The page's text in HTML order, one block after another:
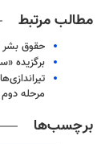
مطالب مرتبط
حقوق بشر
برگزیده
مرحله دوم
برچسب‌ها